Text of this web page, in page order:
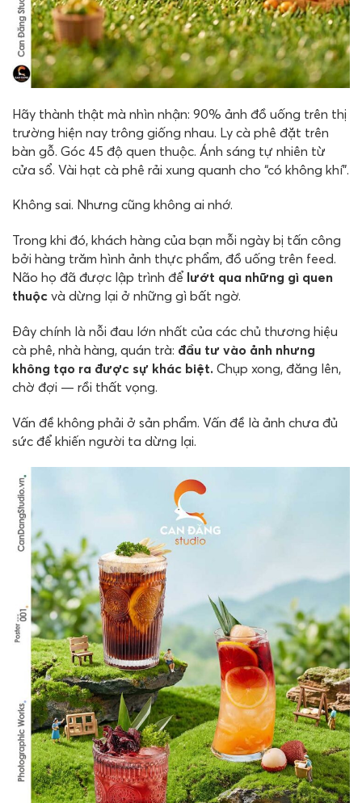
Hãy thành thật mà nhìn nhận: 90% ảnh đồ uống trên thị
trường hiện nay trông giống nhau. Ly cà phê đặt trên
bàn gỗ. Góc 45 độ quen thuộc. Ánh sáng tự nhiên từ
cửa sổ. Vài hạt cà phê rải xung quanh cho “có không khí”.
Không sai. Nhưng cũng không ai nhớ.
Trong khi đó, khách hàng của bạn mỗi ngày bị tấn công
bởi hàng trăm hình ảnh thực phẩm, đồ uống trên feed.
Não họ đã được lập trình để lướt qua những gì quen
thuộc và dừng lại ở những gì bất ngờ.
Đây chính là nỗi đau lớn nhất của các chủ thương hiệu
cà phê, nhà hàng, quán trà: đầu tư vào ảnh nhưng
không tạo ra được sự khác biệt. Chụp xong, đăng lên,
chờ đợi — rồi thất vọng.
Vấn đề không phải ở sản phẩm. Vấn đề là ảnh chưa đủ
sức để khiến người ta dừng lại.